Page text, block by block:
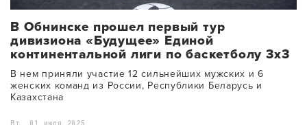
В Обнинске прошел первый тур
дивизиона «Будущее» Единой
континентальной лиги по баскетболу 3х3
В нем приняли участие 12 сильнейших мужских и 6
женских команд из России, Республики Беларусь и
Казахстана
Вт, 01 июля 2025